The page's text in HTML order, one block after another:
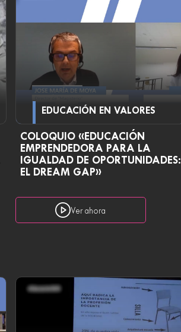
EDUCACIÓN EN VALORES
COLOQUIO «EDUCACIÓN
EMPRENDEDORA PARA LA
IGUALDAD DE OPORTUNIDADES:
EL DREAM GAP»
Ver ahora